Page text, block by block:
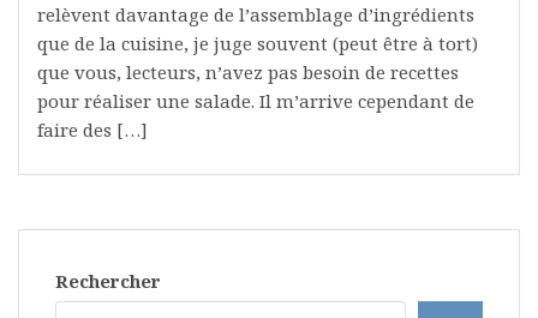
relèvent davantage de l’assemblage d’ingrédients
que de la cuisine, je juge souvent (peut être à tort)
que vous, lecteurs, n’avez pas besoin de recettes
pour réaliser une salade. Il m’arrive cependant de
faire des […]
Rechercher